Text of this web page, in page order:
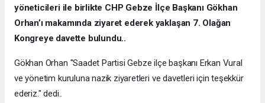
yöneticileri ile birlikte CHP Gebze İlçe Başkanı Gökhan
Orhan’ı makamında ziyaret ederek yaklaşan 7. Olağan
Kongreye davette bulundu..
Gökhan Orhan "Saadet Partisi Gebze ilçe başkanı Erkan Vural
ve yönetim kuruluna nazik ziyaretleri ve davetleri için teşekkür
ederiz." dedi..